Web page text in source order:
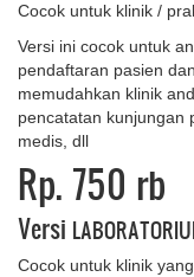
Cocok untuk klinik /
Versi ini cocok untuk
pendaftaran pasien
memudahkan klinik
pencatatan kunjungan
medis, dll
Rp. 750 rb
Versi
Cocok untuk klinik